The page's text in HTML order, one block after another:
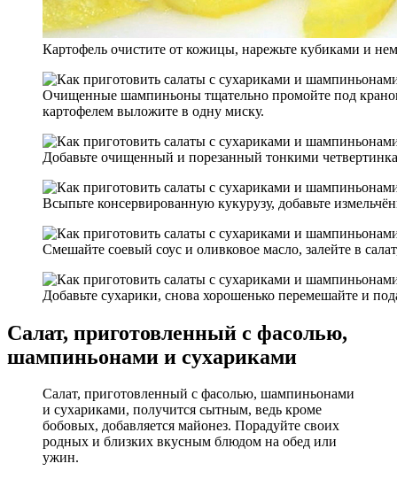
Картофель очистите от кожицы, нарежьте кубиками и
Очищенные шампиньоны тщательно промойте под
картофелем выложите в одну миску.
Добавьте очищенный и порезанный тонкими
Всыпьте консервированную кукурузу, добавьте
Смешайте соевый соус и оливковое масло, залейте в
Добавьте сухарики, снова хорошенько перемешайте и
Салат, приготовленный с фасолью,
шампиньонами и сухариками
Салат, приготовленный с фасолью, шампиньонами
и сухариками, получится сытным, ведь кроме
бобовых, добавляется майонез. Порадуйте своих
родных и близких вкусным блюдом на обед или
ужин.